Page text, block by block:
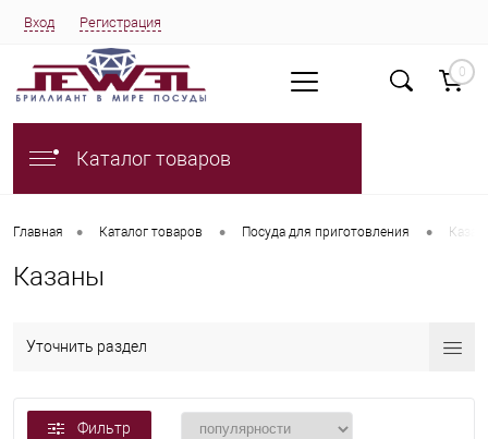
Вход Регистрация
0
Каталог товаров
Главная • Каталог товаров • Посуда для приготовления •
Казаны
Уточнить раздел
Фильтр